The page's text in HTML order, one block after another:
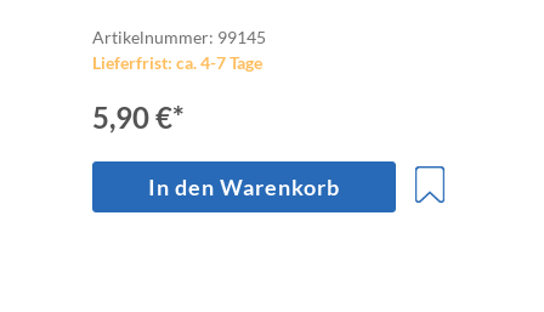
Artikelnummer: 99145
Lieferfrist: ca. 4-7 Tage
5,90 €*
In den Warenkorb